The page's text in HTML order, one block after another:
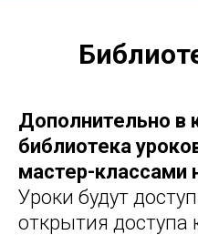
Дополнительно в
библиотека
мастер-классами
Уроки будут
открытия доступа